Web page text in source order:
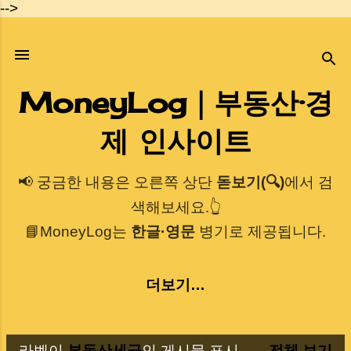
-->
기본 콘텐츠로 건너뛰기
MoneyLog｜부동산·경
제 인사이트
📢 궁금한 내용은 오른쪽 상단 돋보기(🔍)에서 검
색해보세요.👆
📘MoneyLog는 한글·영문 병기로 제공됩니다.
더보기…